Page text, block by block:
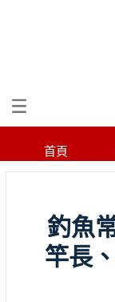
首頁
釣魚
竿長